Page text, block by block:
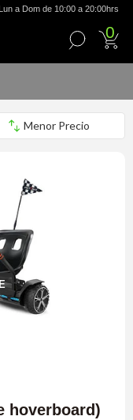
a Dom de 10:00 a 20:00hrs
0
hoverboard)